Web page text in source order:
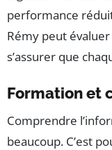
performance
Rémy peut
s’assurer que
Formation et
Comprendre
beaucoup. C’est